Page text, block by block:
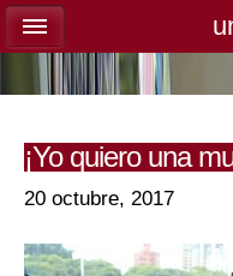
¡Yo quiero una
20 octubre, 2017